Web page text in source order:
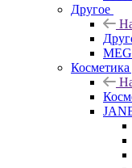
Другое
Косметика